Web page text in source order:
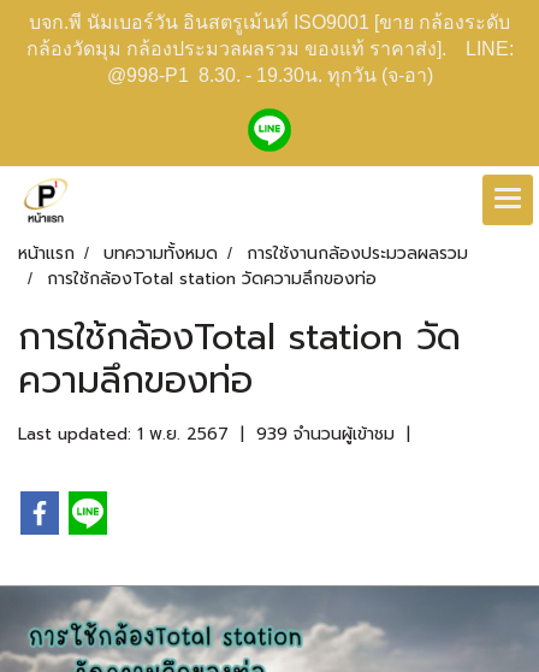
บจก.พี นัมเบอร์วัน อินสตรูเม้นท์ ISO9001 [ขาย กล้องระดับ
กล้องวัดมุม กล้องประมวลผลรวม ของแท้ ราคาส่ง]. LINE:
@998-P1 8.30. - 19.30น. ทุกวัน (จ-อา)
หน้าแรก บทความทั้งหมด
การใช้งานกล้องประมวลผลรวม
การใช้กล้องTotal station วัดความลึกของท่อ
การใช้กล้องTotal station วัด
ความลึกของท่อ
Last updated: 1 พ.ย. 2567 | 939 จำนวนผู้เข้าชม |